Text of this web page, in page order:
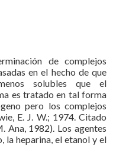
de complejos
en el hecho de que
solubles que el
es tratado en tal forma
pero los complejos
E. J. W.; 1974. Citado
Ana, 1982). Los agentes
la heparina, el etanol y el